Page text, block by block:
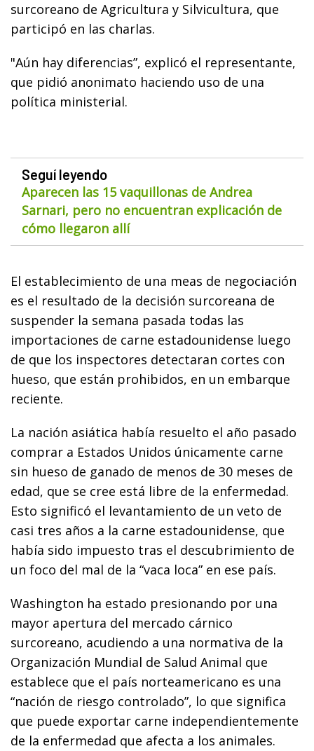
surcoreano de Agricultura y Silvicultura, que
participó en las charlas.
"Aún hay diferencias”, explicó el representante,
que pidió anonimato haciendo uso de una
política ministerial.
Seguí leyendo
Aparecen las 15 vaquillonas de Andrea
Sarnari, pero no encuentran explicación de
cómo llegaron allí
El establecimiento de una meas de negociación
es el resultado de la decisión surcoreana de
suspender la semana pasada todas las
importaciones de carne estadounidense luego
de que los inspectores detectaran cortes con
hueso, que están prohibidos, en un embarque
reciente.
La nación asiática había resuelto el año pasado
comprar a Estados Unidos únicamente carne
sin hueso de ganado de menos de 30 meses de
edad, que se cree está libre de la enfermedad.
Esto significó el levantamiento de un veto de
casi tres años a la carne estadounidense, que
había sido impuesto tras el descubrimiento de
un foco del mal de la “vaca loca” en ese país.
Washington ha estado presionando por una
mayor apertura del mercado cárnico
surcoreano, acudiendo a una normativa de la
Organización Mundial de Salud Animal que
establece que el país norteamericano es una
“nación de riesgo controlado”, lo que significa
que puede exportar carne independientemente
de la enfermedad que afecta a los animales.